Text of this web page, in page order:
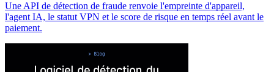
Une API de détection de fraude renvoie l'empreinte d'appareil,
l'agent IA, le statut VPN et le score de risque en temps réel avant le
paiement.